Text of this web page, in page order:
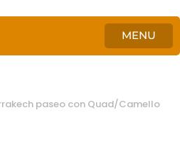
MENU
paseo con Quad/Camello